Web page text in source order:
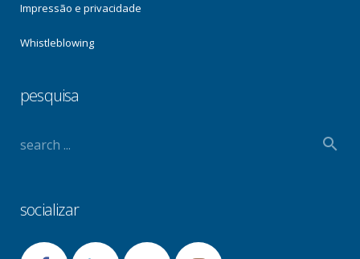
Impressão e privacidade
Whistleblowing
pesquisa
socializar